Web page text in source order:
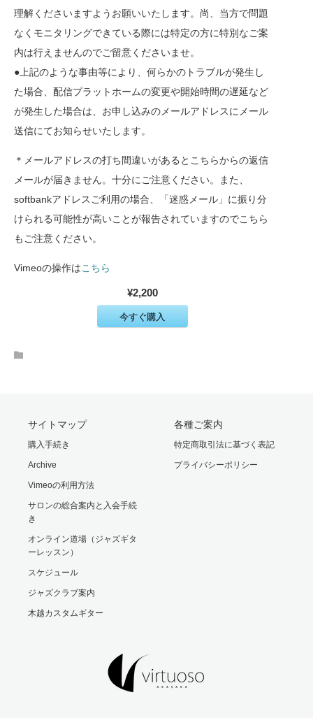
理解くださいますようお願いいたします。尚、当方で問題
なくモニタリングできている際には特定の方に特別なご案
内は行えませんのでご留意くださいませ。
●上記のような事由等により、何らかのトラブルが発生し
た場合、配信プラットホームの変更や開始時間の遅延など
が発生した場合は、お申し込みのメールアドレスにメール
送信にてお知らせいたします。
＊メールアドレスの打ち間違いがあるとこちらからの返信
メールが届きません。十分にご注意ください。また、
softbankアドレスご利用の場合、「迷惑メール」に振り分
けられる可能性が高いことが報告されていますのでこちら
もご注意ください。
Vimeoの操作はこちら
¥2,200
今すぐ購入
サイトマップ
購入手続き
Archive
Vimeoの利用方法
サロンの総合案内と入会手続
き
オンライン道場（ジャズギタ
ーレッスン）
スケジュール
ジャズクラブ案内
木越カスタムギター
各種ご案内
特定商取引法に基づく表記
プライバシーポリシー